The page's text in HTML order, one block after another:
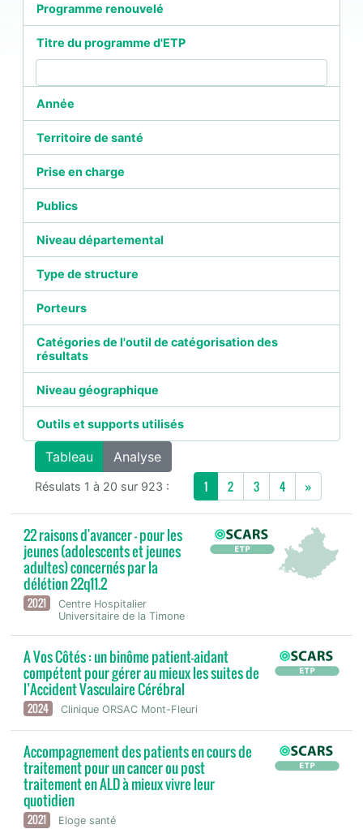
Programme renouvelé
Titre du programme d'ETP
Année
Territoire de santé
Prise en charge
Publics
Niveau départemental
Type de structure
Porteurs
Catégories de l'outil de catégorisation des
résultats
Niveau géographique
Outils et supports utilisés
Tableau Analyse
Résulats 1 à 20 sur 923 : 1 2 3 4 »Next
22 raisons d'avancer - pour les
jeunes (adolescents et jeunes
adultes) concernés par la
délétion 22q11.2
2021
Centre Hospitalier
Universitaire de la Timone
A Vos Côtés : un binôme patient-aidant
compétent pour gérer au mieux les suites de
l’Accident Vasculaire Cérébral
2024 Clinique ORSAC Mont-Fleuri
Accompagnement des patients en cours de
traitement pour un cancer ou post
traitement en ALD à mieux vivre leur
quotidien
2021 Eloge santé